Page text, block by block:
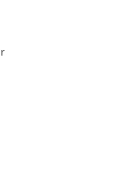
im Haus (daher